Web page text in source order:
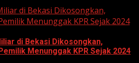
di Bekasi Dikosongkan,
Menunggak KPR Sejak 2024
di Bekasi Dikosongkan,
Menunggak KPR Sejak 2024